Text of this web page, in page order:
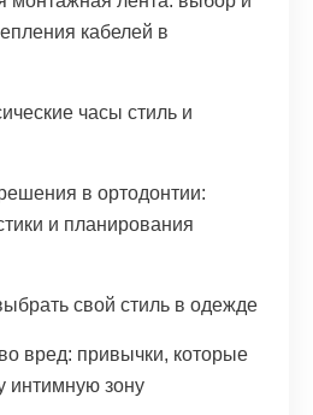
кабелей в
часы стиль и
в ортодонтии:
и планирования
свой стиль в одежде
вред: привычки, которые
интимную зону